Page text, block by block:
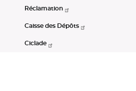
Réclamation
Caisse des Dépôts
Ciclade